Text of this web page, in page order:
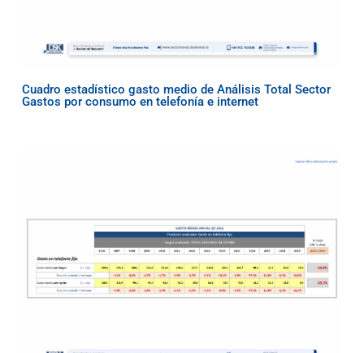
Cuadro estadístico gasto medio de Análisis Total Sector
Gastos por consumo en telefonía e internet